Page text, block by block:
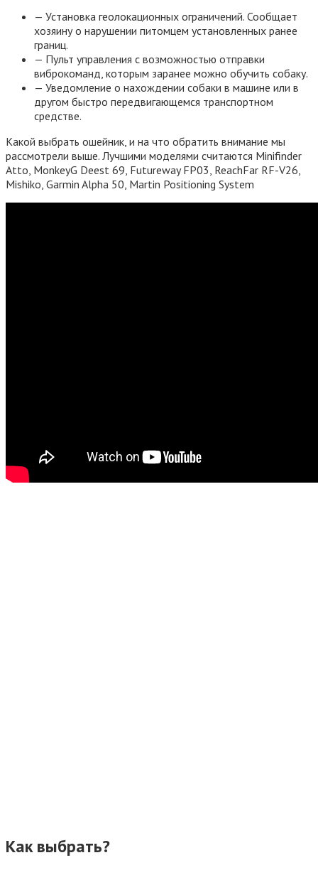
— Установка геолокационных ограничений. Сообщает
хозяину о нарушении питомцем установленных ранее
границ.
— Пульт управления с возможностью отправки
виброкоманд, которым заранее можно обучить собаку.
— Уведомление о нахождении собаки в машине или в
другом быстро передвигающемся транспортном
средстве.
Какой выбрать ошейник, и на что обратить внимание мы
рассмотрели выше. Лучшими моделями считаются Minifinder
Atto, MonkeyG Deest 69, Futureway FP03, ReachFar RF-V26,
Mishiko, Garmin Alpha 50, Martin Positioning System
Как выбрать?